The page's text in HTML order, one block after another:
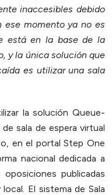
inaccesibles debido
ese momento ya no es
está en la base de la
y la única solución que
es utilizar una sala
la solución Queue-
sala de espera virtual
en el portal Step One
nacional dedicada a
publicadas
El sistema de Sala